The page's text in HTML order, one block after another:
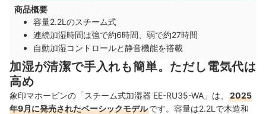
商品概要
容量2.2Lのスチーム式
連続加湿時間は強で約6時間、弱で約27時間
自動加湿コントロールと静音機能を搭載
加湿が清潔で手入れも簡単。ただし電気代は
高め
象印マホービンの「スチーム式加湿器 EE-RU35-WA」は、
2025
年9月に発売されたベーシックモデルです。容量は2.2Lで木造和